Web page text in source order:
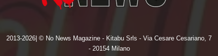
2013-2026| © No News Magazine - Kitabu Srls - Via Cesare Cesariano, 7
- 20154 Milano